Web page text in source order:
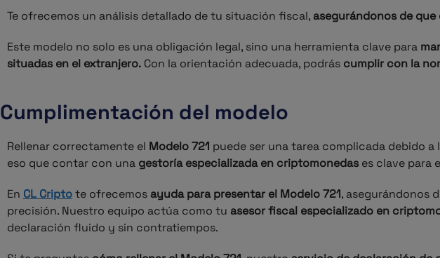
Te ofrecemos un análisis detallado de tu situación fiscal, asegurándonos de
Este modelo no solo es una obligación legal, sino una herramienta clave para
situadas en el extranjero. Con la orientación adecuada, podrás cumplir con la
Cumplimentación del modelo
Rellenar correctamente el Modelo 721 puede ser una tarea complicada debido
eso que contar con una gestoría especializada en criptomonedases clave para
En CL Criptote ofrecemos ayuda para presentar el Modelo 721, asegurándonos
precisión. Nuestro equipo actúa como tu asesor fiscal especializado en
declaración fluido y sin contratiempos.